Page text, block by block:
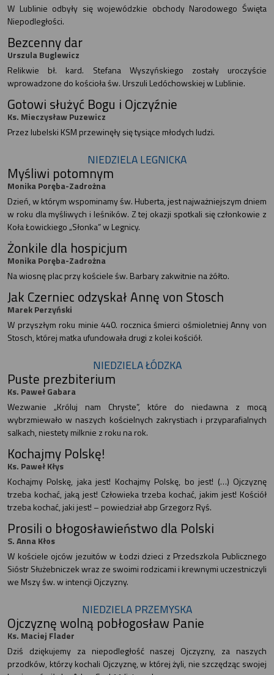
W Lublinie odbyły się wojewódzkie obchody Narodowego Święta
Niepodległości.
Bezcenny dar
Urszula Buglewicz
Relikwie bł. kard. Stefana Wyszyńskiego zostały uroczyście
wprowadzone do kościoła św. Urszuli Ledóchowskiej w Lublinie.
Gotowi służyć Bogu i Ojczyźnie
Ks. Mieczysław Puzewicz
Przez lubelski KSM przewinęły się tysiące młodych ludzi.
NIEDZIELA LEGNICKA
Myśliwi potomnym
Monika Poręba-Zadrożna
Dzień, w którym wspominamy św. Huberta, jest najważniejszym dniem
w roku dla myśliwych i leśników. Z tej okazji spotkali się członkowie z
Koła Łowickiego „Słonka” w Legnicy.
Żonkile dla hospicjum
Monika Poręba-Zadrożna
Na wiosnę plac przy kościele św. Barbary zakwitnie na żółto.
Jak Czerniec odzyskał Annę von Stosch
Marek Perzyński
W przyszłym roku minie 440. rocznica śmierci ośmioletniej Anny von
Stosch, której matka ufundowała drugi z kolei kościół.
NIEDZIELA ŁÓDZKA
Puste prezbiterium
Ks. Paweł Gabara
Wezwanie „Króluj nam Chryste”, które do niedawna z mocą
wybrzmiewało w naszych kościelnych zakrystiach i przyparafialnych
salkach, niestety milknie z roku na rok.
Kochajmy Polskę!
Ks. Paweł Kłys
Kochajmy Polskę, jaka jest! Kochajmy Polskę, bo jest! (…) Ojczyznę
trzeba kochać, jaką jest! Człowieka trzeba kochać, jakim jest! Kościół
trzeba kochać, jaki jest! – powiedział abp Grzegorz Ryś.
Prosili o błogosławieństwo dla Polski
S. Anna Kłos
W kościele ojców jezuitów w Łodzi dzieci z Przedszkola Publicznego
Sióstr Służebniczek wraz ze swoimi rodzicami i krewnymi uczestniczyli
we Mszy św. w intencji Ojczyzny.
NIEDZIELA PRZEMYSKA
Ojczyznę wolną pobłogosław Panie
Ks. Maciej Flader
Dziś dziękujemy za niepodległość naszej Ojczyzny, za naszych
przodków, którzy kochali Ojczyznę, w której żyli, nie szczędząc swojej